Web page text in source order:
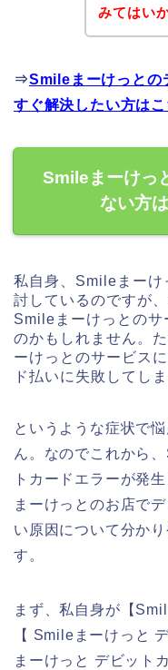
みてはい
⇒Smileまーけっとの
すぐ解決したい方はこ
Smileまーけっ
ない方
私自身、Smileまーけ
討しているのですが
Smileまーけっとのサ
のかもしれません。
ーけっとのサービス
ド払いに失敗してし
というような症状で
ん。なのでこれから
トカードエラーが発
まーけっとのお店で
い原因について分か
す。
まず、私自身が【
【 Smileまーけっと
まーけっと デビット